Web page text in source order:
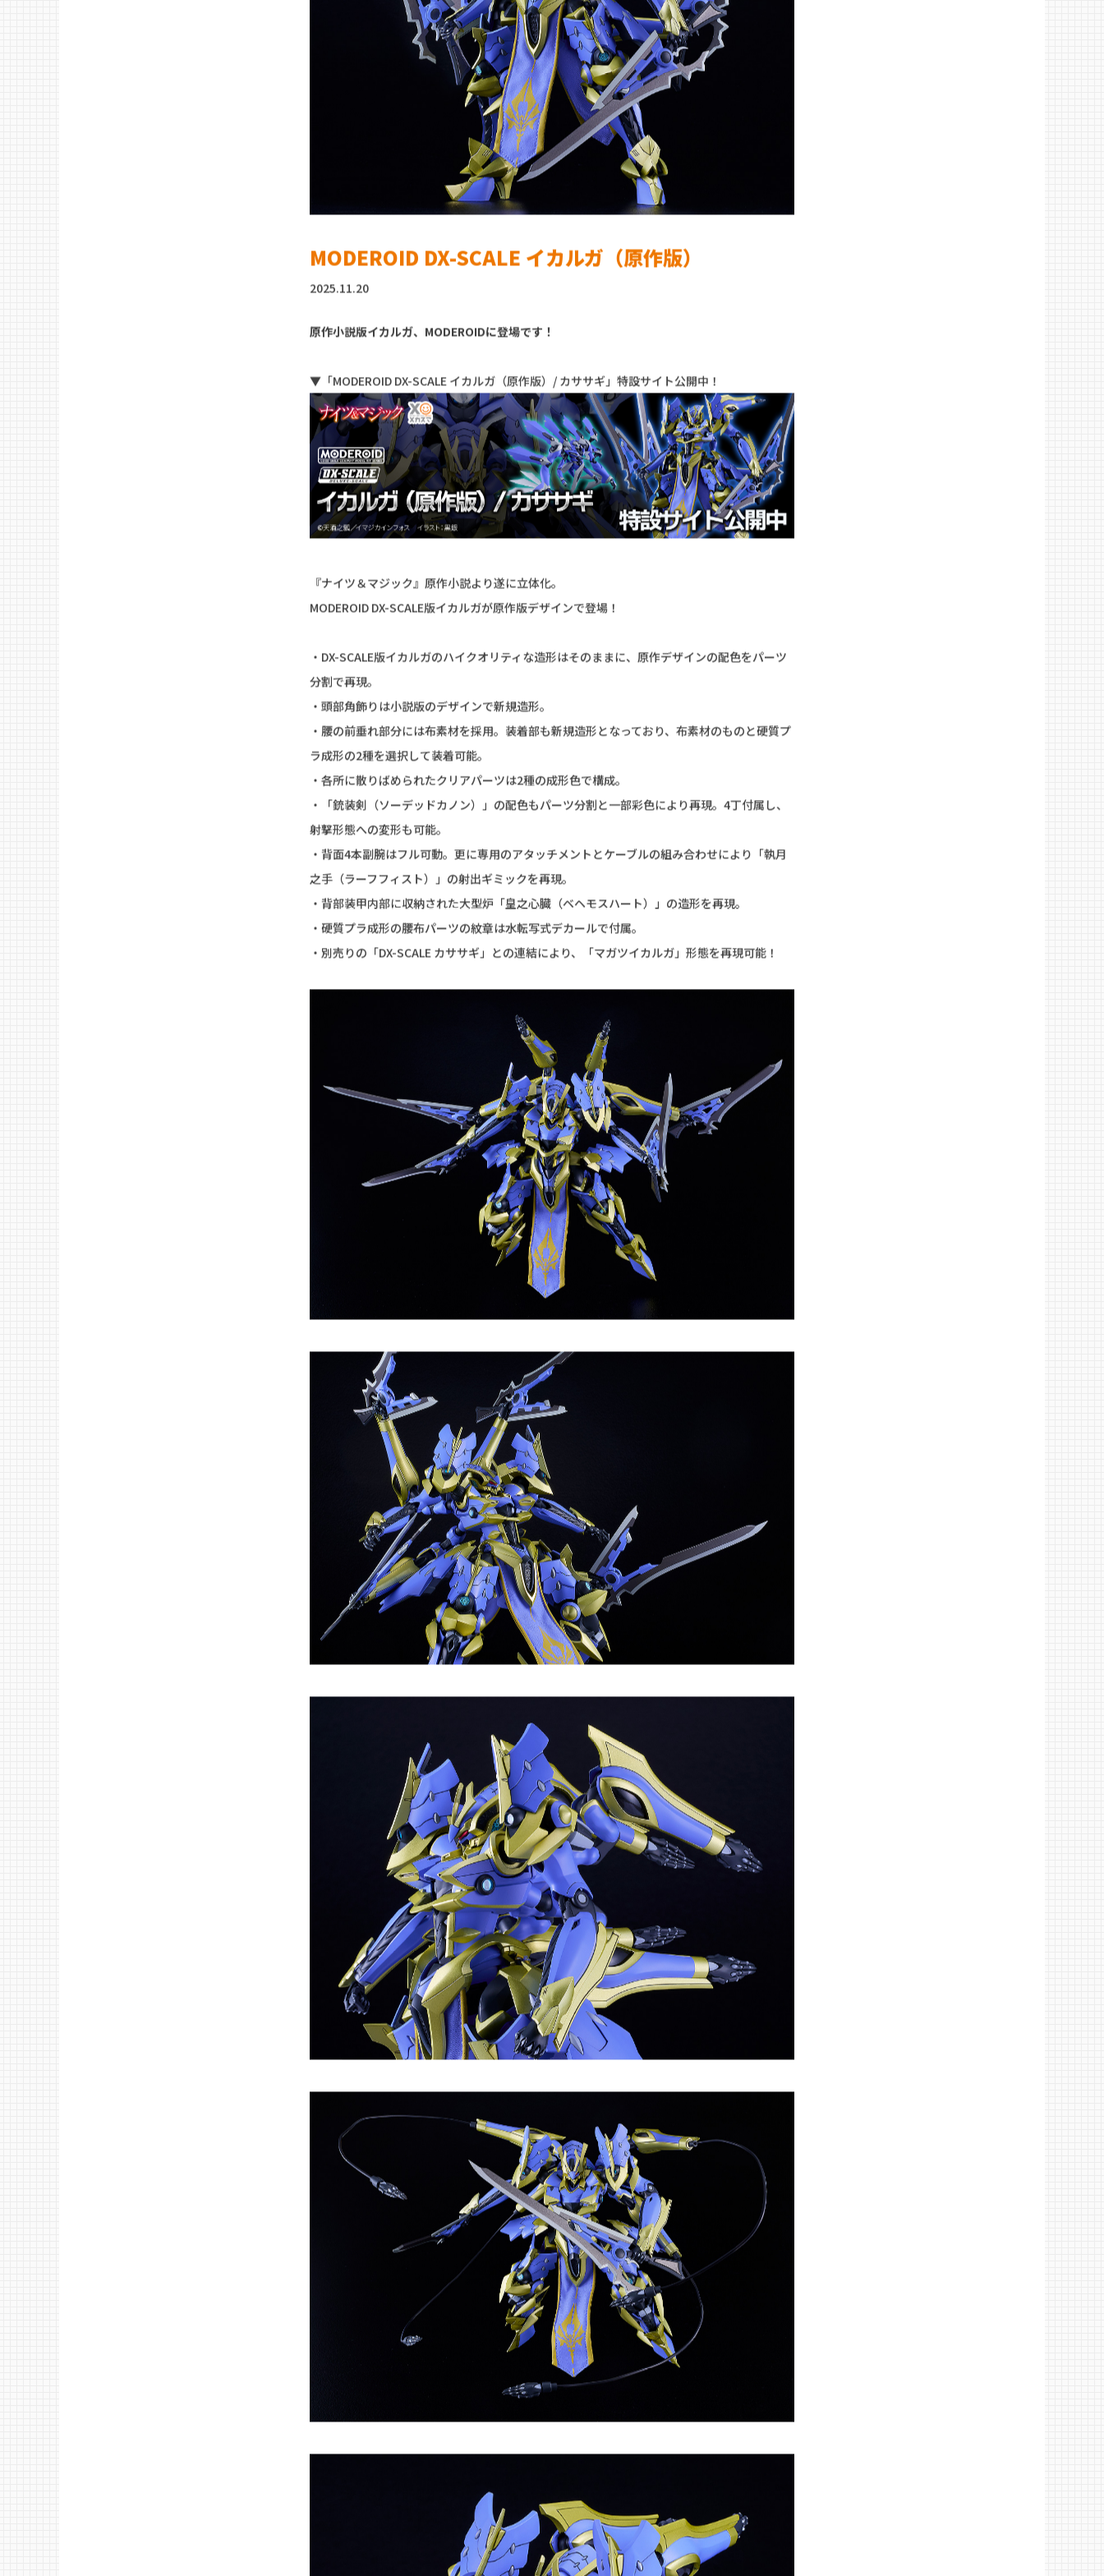
MODEROID DX-SCALE イカルガ（原作版）
2025.11.20
原作小説版イカルガ、MODEROIDに登場です！
▼「MODEROID DX-SCALE イカルガ（原作版）/ カササギ」特設サイト公開中！
『ナイツ＆マジック』原作小説より遂に立体化。
MODEROID DX-SCALE版イカルガが原作版デザインで登場！
・DX-SCALE版イカルガのハイクオリティな造形はそのままに、原作デザインの配色をパーツ
分割で再現。
・頭部角飾りは小説版のデザインで新規造形。
・腰の前垂れ部分には布素材を採用。装着部も新規造形となっており、布素材のものと硬質プ
ラ成形の2種を選択して装着可能。
・各所に散りばめられたクリアパーツは2種の成形色で構成。
・「銃装剣（ソーデッドカノン）」の配色もパーツ分割と一部彩色により再現。4丁付属し、
射撃形態への変形も可能。
・背面4本副腕はフル可動。更に専用のアタッチメントとケーブルの組み合わせにより「執月
之手（ラーフフィスト）」の射出ギミックを再現。
・背部装甲内部に収納された大型炉「皇之心臓（ベヘモスハート）」の造形を再現。
・硬質プラ成形の腰布パーツの紋章は水転写式デカールで付属。
・別売りの「DX-SCALE カササギ」との連結により、「マガツイカルガ」形態を再現可能！